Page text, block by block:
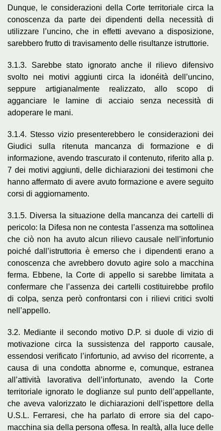
Dunque, le considerazioni della Corte territoriale circa la
conoscenza da parte dei dipendenti della necessità di
utilizzare l’uncino, che in effetti avevano a disposizione,
sarebbero frutto di travisamento delle risultanze istruttorie.
3.1.3. Sarebbe stato ignorato anche il rilievo difensivo
svolto nei motivi aggiunti circa la idonéità dell’uncino,
seppure artigianalmente realizzato, allo scopo di
agganciare le lamine di acciaio senza necessità di
adoperare le mani.
3.1.4. Stesso vizio presenterebbero le considerazioni dei
Giudici sulla ritenuta mancanza di formazione e di
informazione, avendo trascurato il contenuto, riferito alla p.
7 dei motivi aggiunti, delle dichiarazioni dei testimoni che
hanno affermato di avere avuto formazione e avere seguito
corsi di aggiornamento.
3.1.5. Diversa la situazione della mancanza dei cartelli di
pericolo: la Difesa non ne contesta l’assenza ma sottolinea
che ciò non ha avuto alcun rilievo causale nell’infortunio
poiché dall’istruttoria è emerso che i dipendenti erano a
conoscenza che avrebbero dovuto agire solo a macchina
ferma. Ebbene, la Corte di appello si sarebbe limitata a
confermare che l’assenza dei cartelli costituirebbe profilo
di colpa, senza però confrontarsi con i rilievi critici svolti
nell’appello.
3.2. Mediante il secondo motivo D.P. si duole di vizio di
motivazione circa la sussistenza del rapporto causale,
essendosi verificato l’infortunio, ad avviso del ricorrente, a
causa di una condotta abnorme e, comunque, estranea
all’attività lavorativa dell’infortunato, avendo la Corte
territoriale ignorato le doglianze sul punto dell’appellante,
che aveva valorizzato le dichiarazioni dell’ispettore della
U.S.L. Ferraresi, che ha parlato di errore sia del capo-
macchina sia della persona offesa. In realtà, alla luce delle